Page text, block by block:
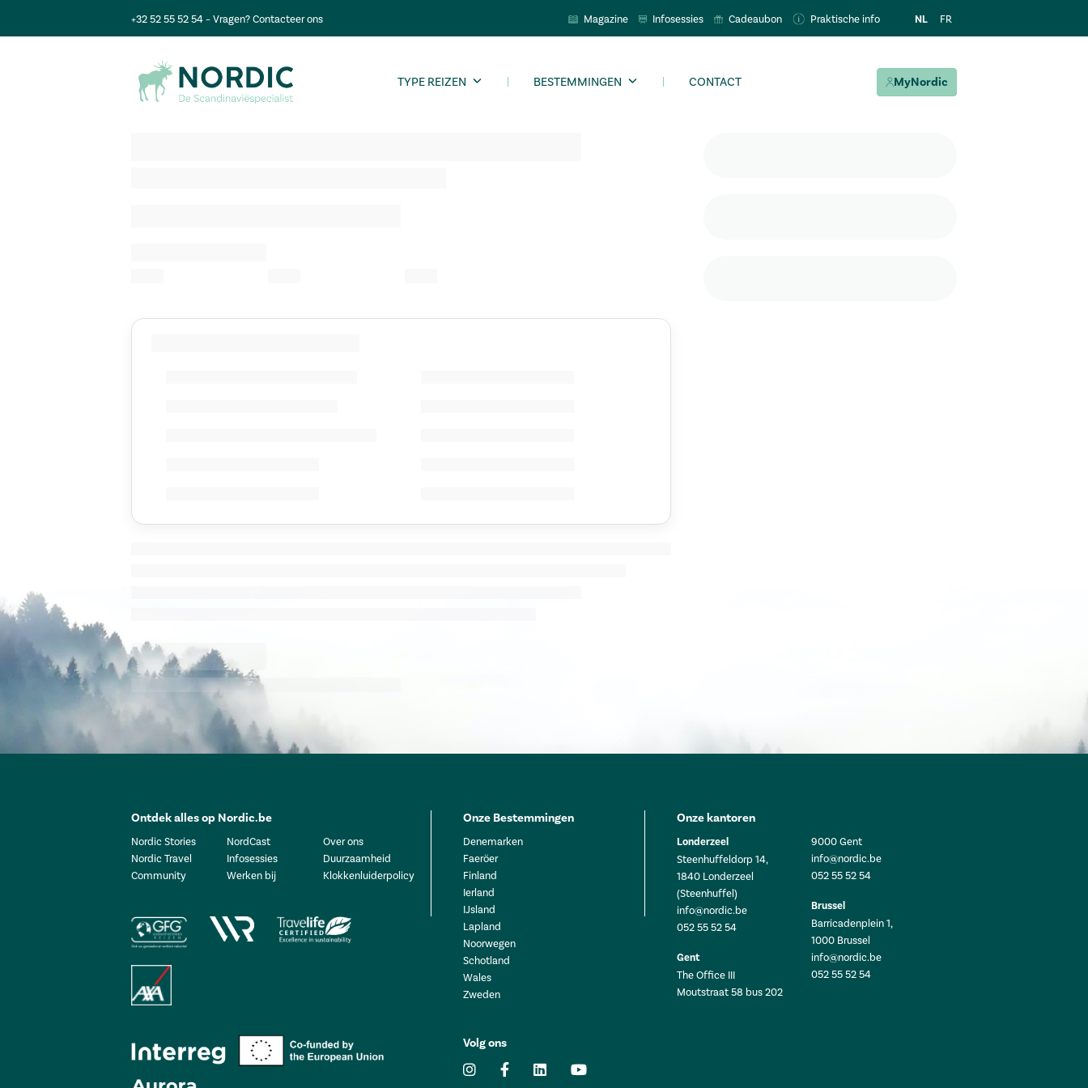
+32 52 55 52 54 – Vragen? Contacteer ons Magazine Infosessies Cadeaubon Praktische info NL FR
TYPE REIZEN BESTEMMINGEN CONTACT MyNordic
Ontdek alles op Nordic.be
Nordic Stories
Nordic Travel
Community
NordCast
Infosessies
Werken bij
Over ons
Duurzaamheid
Klokkenluiderpolicy
Onze Bestemmingen
Denemarken
Faeröer
Finland
Ierland
IJsland
Lapland
Noorwegen
Schotland
Wales
Zweden
Volg ons
Onze kantoren
Londerzeel
Steenhuffeldorp 14,
1840 Londerzeel
(Steenhuffel)
info@nordic.be
052 55 52 54
Gent
The Office III
Moutstraat 58 bus 202
9000 Gent
info@nordic.be
052 55 52 54
Brussel
Barricadenplein 1,
1000 Brussel
info@nordic.be
052 55 52 54